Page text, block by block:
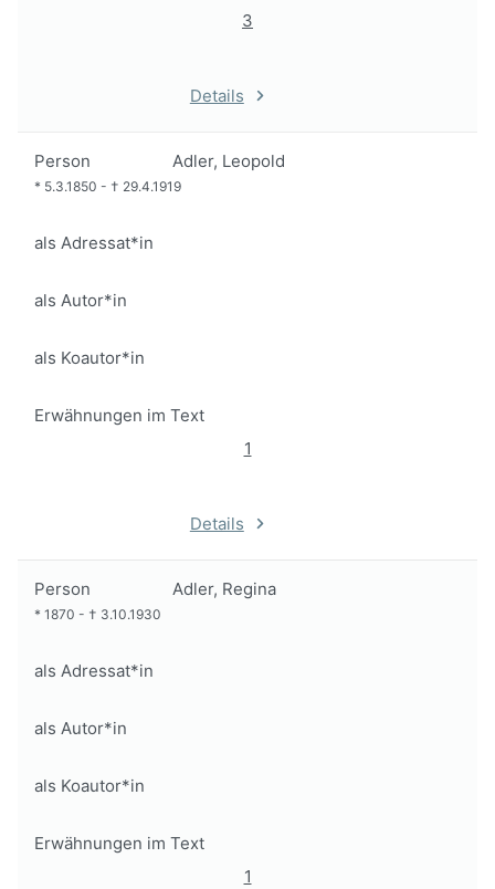
3
Details
Person Adler, Leopold
* 5.3.1850 - † 29.4.1919
als Adressat*in
als Autor*in
als Koautor*in
Erwähnungen im Text
1
Details
Person Adler, Regina
* 1870 - † 3.10.1930
als Adressat*in
als Autor*in
als Koautor*in
Erwähnungen im Text
1